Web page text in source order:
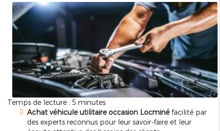
Temps de lecture : 5 minutes
Achat véhicule utilitaire occasion Locminéfacilité par
des experts reconnus pour leur savoir-faire et leur